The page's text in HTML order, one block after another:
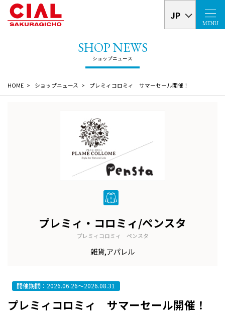
MENU
JP
HOME ショップニュース プレミィコロミィ サマーセール開催！
プレミィ・コロミィ/ペンスタ
プレミィコロミィ ペンスタ
雑貨,アパレル
開催期間：2026.06.26～2026.08.31
プレミィコロミィ サマーセール開催！